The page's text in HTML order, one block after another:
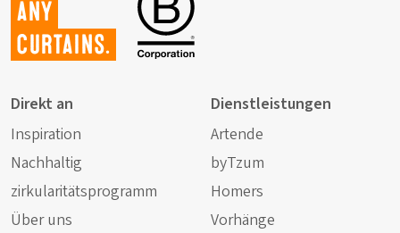
any
curtains.
Direkt an
Inspiration
Nachhaltig
zirkularitätsprogramm
Über uns
Dienstleistungen
Artende
byTzum
Homers
Vorhänge